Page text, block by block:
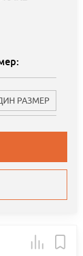
РАЗМЕР